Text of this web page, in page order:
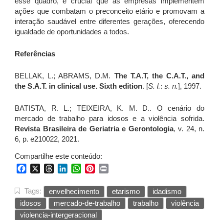
ações que combatam o preconceito etário e promovam a
interação saudável entre diferentes gerações, oferecendo
igualdade de oportunidades a todos.
Referências
BELLAK, L.; ABRAMS, D.M. The T.A.T, the C.A.T., and
the S.A.T. in clinical use. Sixth edition. [S. l.: s. n.], 1997.
BATISTA, R. L.; TEIXEIRA, K. M. D.. O cenário do
mercado de trabalho para idosos e a violência sofrida.
Revista Brasileira de Geriatria e Gerontologia, v. 24, n.
6, p. e210022, 2021.
Compartilhe este conteúdo:
FacebookThreadsLinkedInWhatsApp
Pinterest
Tags: envelhecimento etarismo
idadismo
idosos
mercado-de-trabalho trabalho
violência
violencia-intergeracional